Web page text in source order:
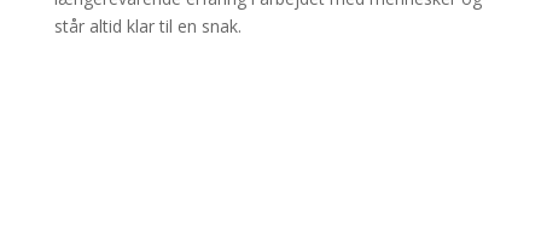
står altid klar til en snak.